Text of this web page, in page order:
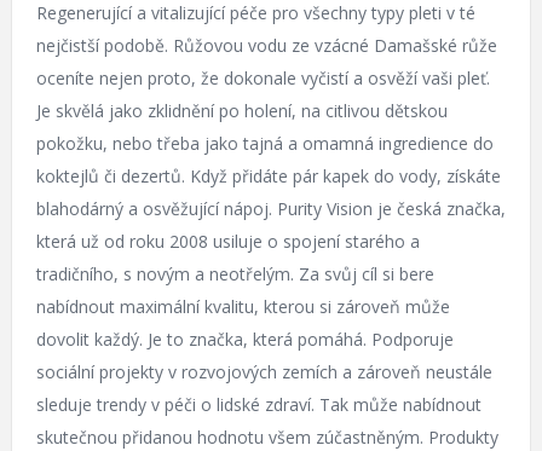
Regenerující a vitalizující péče pro všechny typy pleti v té
nejčistší podobě. Růžovou vodu ze vzácné Damašské růže
oceníte nejen proto, že dokonale vyčistí a osvěží vaši pleť.
Je skvělá jako zklidnění po holení, na citlivou dětskou
pokožku, nebo třeba jako tajná a omamná ingredience do
koktejlů či dezertů. Když přidáte pár kapek do vody, získáte
blahodárný a osvěžující nápoj. Purity Vision je česká značka,
která už od roku 2008 usiluje o spojení starého a
tradičního, s novým a neotřelým. Za svůj cíl si bere
nabídnout maximální kvalitu, kterou si zároveň může
dovolit každý. Je to značka, která pomáhá. Podporuje
sociální projekty v rozvojových zemích a zároveň neustále
sleduje trendy v péči o lidské zdraví. Tak může nabídnout
skutečnou přidanou hodnotu všem zúčastněným. Produkty